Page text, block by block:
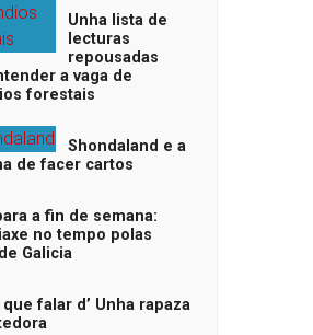
Unha lista de
lecturas
repousadas
a vaga de
forestais
Shondaland e a
de facer cartos
a fin de semana:
no tempo polas
Galicia
falar d’ Unha rapaza